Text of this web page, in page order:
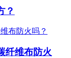
？
纤维布防火